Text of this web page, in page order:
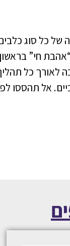
של כל סוג
חי”
לאורך כל
אל תהססו